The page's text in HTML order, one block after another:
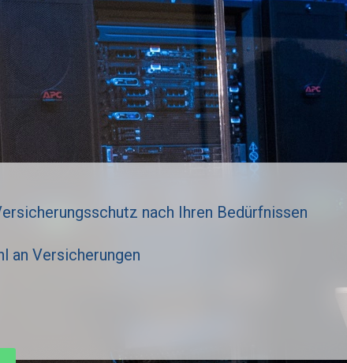
nach Ihren Bedürfnissen
an Versicherungen